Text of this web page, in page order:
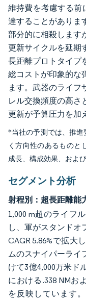
維持費を考慮する前
達することがありま
部分的に相殺します
更新サイクルを延期
長距離プロトタイプ
総コストが印象的な
ます。武器のライフ
レル交換頻度の高さ
更新が予算圧力を加
*当社の予測では、推進
く方向性のあるものと
成長、構成効果、およ
セグメント分析
射程別：超長距離能
1,000 m超のライフ
し、軍がスタンドオ
CAGR 5.86%で拡大
ムのスナイパーライ
けて3億4,000万米ド
における.338 NMお
を反映しています